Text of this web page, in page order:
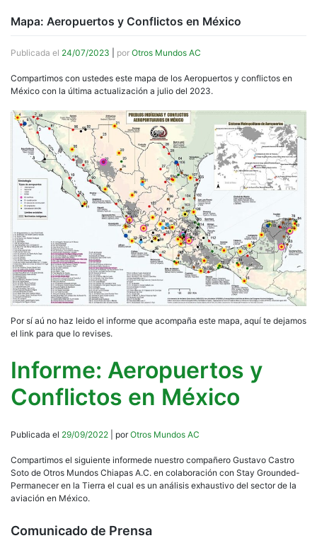
Mapa: Aeropuertos y Conflictos en México
Publicada el 24/07/2023 por Otros Mundos AC
Compartimos con ustedes este mapa de los Aeropuertos y conflictos en
México con la última actualización a julio del 2023.
Por sí aú no haz leido el informe que acompaña este mapa, aquí te dejamos
el link para que lo revises.
Informe: Aeropuertos y
Conflictos en México
Publicada el 29/09/2022 | porOtros Mundos AC
Compartimos el siguiente informede nuestro compañero Gustavo Castro
Soto de Otros Mundos Chiapas A.C. en colaboración con Stay Grounded-
Permanecer en la Tierra el cual es un análisis exhaustivo del sector de la
aviación en México.
Comunicado de Prensa